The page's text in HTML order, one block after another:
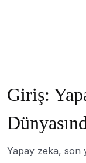
Giriş:
Yapay zeka, son